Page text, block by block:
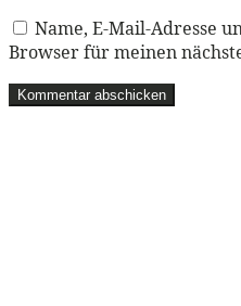
Name, E-Mail-Adresse
Browser für meinen